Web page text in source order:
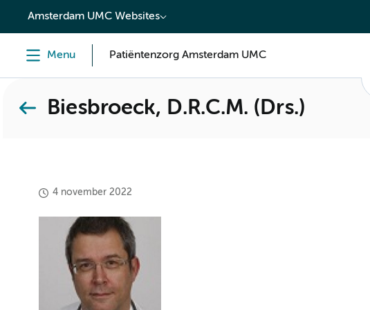
content
Amsterdam UMC Websites
Menu Patiëntenzorg Amsterdam UMC
Biesbroeck, D.R.C.M. (Drs.)
4 november 2022